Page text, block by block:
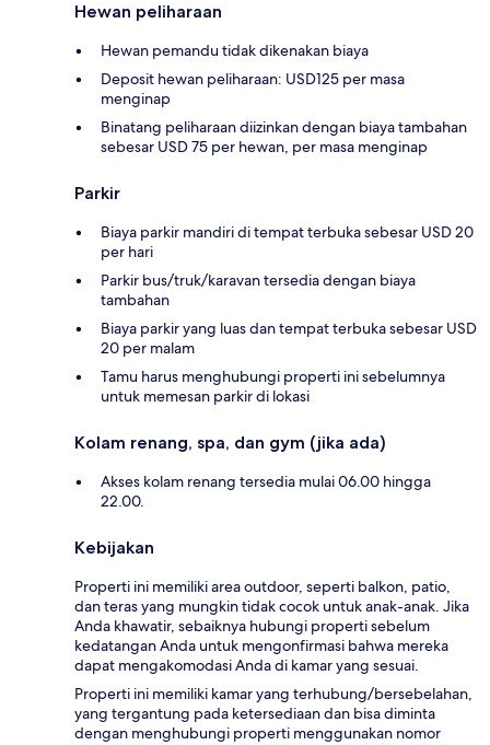
Hewan peliharaan
Hewan pemandu tidak dikenakan biaya
Deposit hewan peliharaan: USD125 per masa
menginap
Binatang peliharaan diizinkan dengan biaya tambahan
sebesar USD 75 per hewan, per masa menginap
Parkir
Biaya parkir mandiri di tempat terbuka sebesar USD 20
per hari
Parkir bus/truk/karavan tersedia dengan biaya
tambahan
Biaya parkir yang luas dan tempat terbuka sebesar USD
20 per malam
Tamu harus menghubungi properti ini sebelumnya
untuk memesan parkir di lokasi
Kolam renang, spa, dan gym (jika ada)
Akses kolam renang tersedia mulai 06.00 hingga
22.00.
Kebijakan
Properti ini memiliki area outdoor, seperti balkon, patio,
dan teras yang mungkin tidak cocok untuk anak-anak. Jika
Anda khawatir, sebaiknya hubungi properti sebelum
kedatangan Anda untuk mengonfirmasi bahwa mereka
dapat mengakomodasi Anda di kamar yang sesuai.
Properti ini memiliki kamar yang terhubung/bersebelahan,
yang tergantung pada ketersediaan dan bisa diminta
dengan menghubungi properti menggunakan nomor